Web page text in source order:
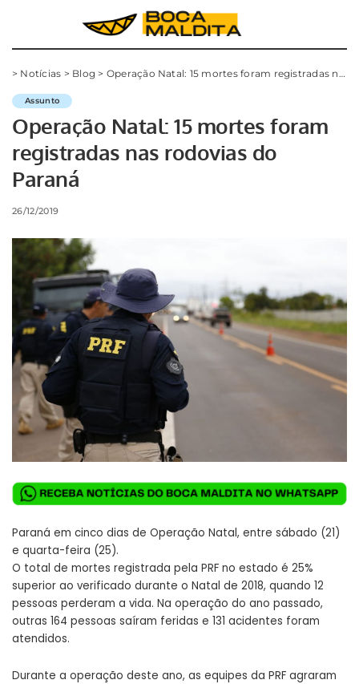
> Notícias > Blog > Operação Natal: 15 mortes foram registradas nas rodovias do Paraná
Assunto
Operação Natal: 15 mortes foram
registradas nas rodovias do
Paraná
26/12/2019
Paraná em cinco dias de Operação Natal, entre sábado (21)
e quarta-feira (25).
O total de mortes registrada pela PRF no estado é 25%
superior ao verificado durante o Natal de 2018, quando 12
pessoas perderam a vida. Na operação do ano passado,
outras 164 pessoas saíram feridas e 131 acidentes foram
atendidos.
Durante a operação deste ano, as equipes da PRF agraram